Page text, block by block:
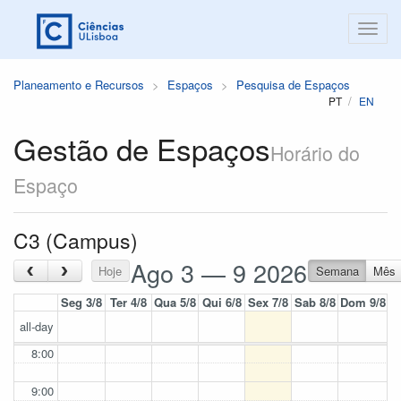
Planeamento e Recursos Espaços Pesquisa de Espaços
PT EN
Gestão de EspaçosHorário do
Espaço
C3 (Campus)
‹ › Hoje Ago 3 — 9 2026 Semana
Mês
Seg 3/8 Ter 4/8 Qua 5/8 Qui 6/8 Sex 7/8 Sab 8/8 Dom 9/8
all-day
8:00
9:00